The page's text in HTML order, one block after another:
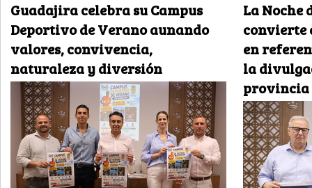
Guadajira celebra su Campus
Deportivo de Verano aunando
valores, convivencia,
naturaleza y diversión
La Noche
convierte
en
la
provincia